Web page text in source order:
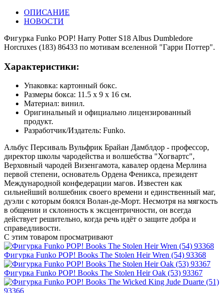
ОПИСАНИЕ
НОВОСТИ
Фигурка Funko POP! Harry Potter S18 Albus Dumbledore
Horcruxes (183) 86433 по мотивам вселенной "Гарри Поттер".
Характеристики:
Упаковка: картонный бокс.
Размеры бокса: 11.5 х 9 х 16 см.
Материал: винил.
Оригинальный и официально лицензированный
продукт.
Разработчик/Издатель: Funko.
Альбус Персиваль Вульфрик Брайан Дамблдор - профессор,
директор школы чародейства и волшебства "Хогвартс",
Верховный чародей Визенгамота, кавалер ордена Мерлина
первой степени, основатель Ордена Феникса, президент
Международной конфедерации магов. Известен как
сильнейший волшебник своего времени и единственный маг,
дуэли с которым боялся Волан-де-Морт. Несмотря на мягкость
в общении и склонность к эксцентричности, он всегда
действует решительно, когда речь идёт о защите добра и
справедливости.
С этим товаром просматривают
Фигурка Funko POP! Books The Stolen Heir Wren (54) 93368
Фигурка Funko POP! Books The Stolen Heir Oak (53) 93367